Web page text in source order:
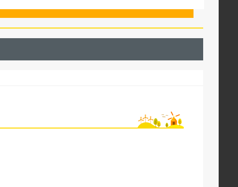
直升飞机体验，三亚鲜芒夜市＞